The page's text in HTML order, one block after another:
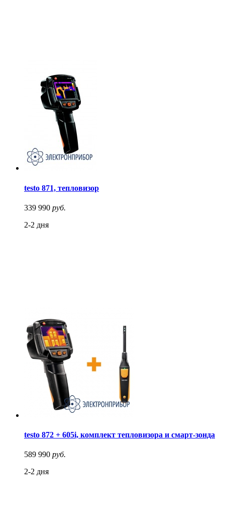
testo 871, тепловизор
339 990 руб.
2-2 дня
testo 872 + 605i, комплект тепловизора и смарт-зонда
589 990 руб.
2-2 дня